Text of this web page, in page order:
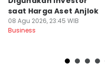
saat Harga Aset Anjlok
08 Agu 2026, 23:45 WIB
Business